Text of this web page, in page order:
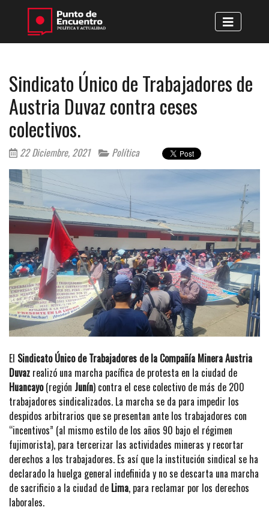
Sindicato Único de Trabajadores de
Austria Duvaz contra ceses
colectivos.
22 Diciembre, 2021 Política
El Sindicato Único de Trabajadores de la Compañía Minera Austria
Duvaz realizó una marcha pacífica de protesta en la ciudad de
Huancayo(región Junín) contra el cese colectivo de más de 200
trabajadores sindicalizados. La marcha se da para impedir los
despidos arbitrarios que se presentan ante los trabajadores con
“incentivos” (al mismo estilo de los años 90 bajo el régimen
fujimorista), para tercerizar las actividades mineras y recortar
derechos a los trabajadores. Es así que la institución sindical se ha
declarado la huelga general indefinida y no se descarta una marcha
de sacrificio a la ciudad de Lima, para reclamar por los derechos
laborales.